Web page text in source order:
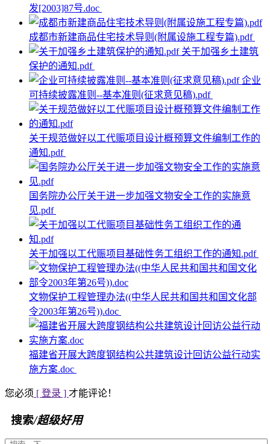
发[2003]87号.doc
成都市新建商品住宅技术导则(附属设施工程专篇).pdf
关于加强乡土建筑
保护的通知.pdf
企业
可持续披露准则--基本准则(征求意见稿).pdf
关于规范做好以工代赈项目设计概预算文件编制工作的
通知.pdf
国务院办公厅关于进一步加强文物安全工作的实施意
见.pdf
关于加强以工代赈项目基础性务工组织工作的通知.pdf
文物保护工程管理办法((中华人民共和国共和国文化部
令2003年第26号)).doc
福建省开展大跨度钢结构公共建筑设计回访公益行动实
施方案.doc
您必须 [ 登录 ] 才能评论！
搜索/超级好用